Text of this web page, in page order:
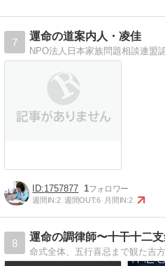
7
運命の道案内人・凌佳
1757877 1
週間IN:2 週間OUT:6 月間IN:2
8
運命の調律師〜十干十二